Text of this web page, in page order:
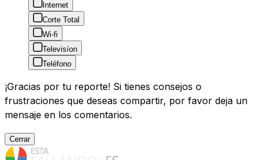
Internet
Corte Total
Wi-fi
Televisíon
Teléfono
¡Gracias por tu reporte! Si tienes consejos o
frustraciones que deseas compartir, por favor deja un
mensaje en los comentarios.
Cerrar